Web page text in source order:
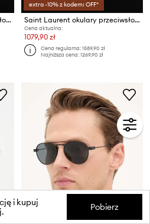
Saint Laurent okulary przeciwsłoneczne damskie
extra -10% z kodem: OFF*
Saint Laurent okulary przeciwsłoneczne VESPER
Cena aktualna:
1079,90 zł
Cena regularna:1589,90 zł
Najniższa cena:1269,90 zł
i kupuj
Pobierz